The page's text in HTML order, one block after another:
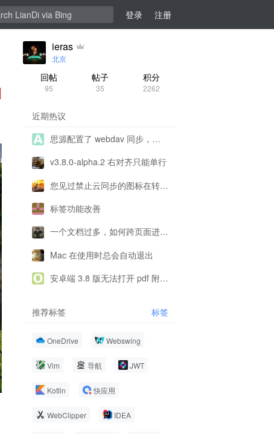
登录 注册
ieras
北京
回帖
95
帖子
35
积分
2262
近期热议
思源配置了 webdav 同步，为什么一直提示配置有问题呀？
v3.8.0-alpha.2 右对齐只能单行
您见过禁止云同步的图标在转圈圈吗
标签功能改善
一个文档过多，如何跨页面进行复制
Mac 在使用时总会自动退出
安卓端 3.8 版无法打开 pdf 附件阅读，没有反应看不到内容，导出 pdf 正常
推荐标签 标签
OneDrive Webswing
Vim 导航 JWT
Kotlin 快应用
WebClipper IDEA